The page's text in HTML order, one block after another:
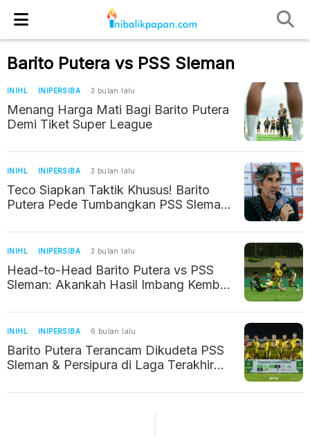
Barito Putera vs PSS Sleman
INIHL INIPERSIBA 3 bulan lalu
Menang Harga Mati Bagi Barito Putera
Demi Tiket Super League
INIHL INIPERSIBA 3 bulan lalu
Teco Siapkan Taktik Khusus! Barito
Putera Pede Tumbangkan PSS Sleman
INIHL INIPERSIBA 3 bulan lalu
Head-to-Head Barito Putera vs PSS
Sleman: Akankah Hasil Imbang Kembali
INIHL INIPERSIBA 6 bulan lalu
Barito Putera Terancam Dikudeta PSS
Sleman & Persipura di Laga Terakhir